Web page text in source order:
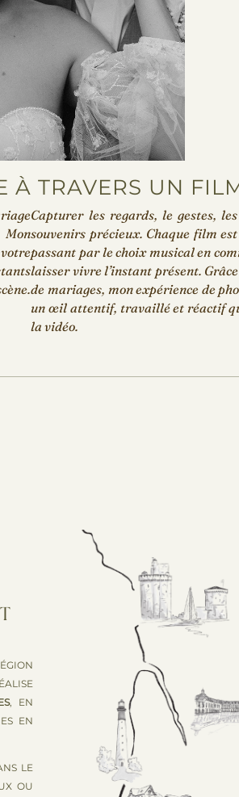
À TRAVERS UN
Mon
Capturer les regards, le gestes,
souvenirs précieux. Chaque film
passant par le choix musical en
laisser vivre l’instant présent.
de mariages, mon expérience de
un œil attentif, travaillé et réactif
la vidéo.
, EN
EN
LE
OU